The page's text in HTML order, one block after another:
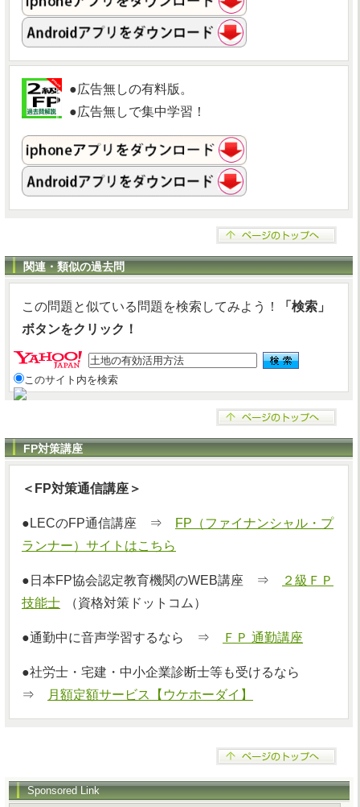
●広告無しの有料版。
●広告無しで集中学習！
関連・類似の過去問
この問題と似ている問題を検索してみよう！
「検索」
ボタンをクリック！
このサイト内を検索
FP対策講座
＜FP対策通信講座＞
●LECのFP通信講座 ⇒
FP（ファイナンシャル・プ
ランナー）サイトはこちら
●日本FP協会認定教育機関のWEB講座 ⇒
２級ＦＰ
技能士
（資格対策ドットコム）
●通勤中に音声学習するなら ⇒ ＦＰ 通勤講座
●社労士・宅建・中小企業診断士等も受けるなら
⇒
月額定額サービス【ウケホーダイ】
Sponsored Link